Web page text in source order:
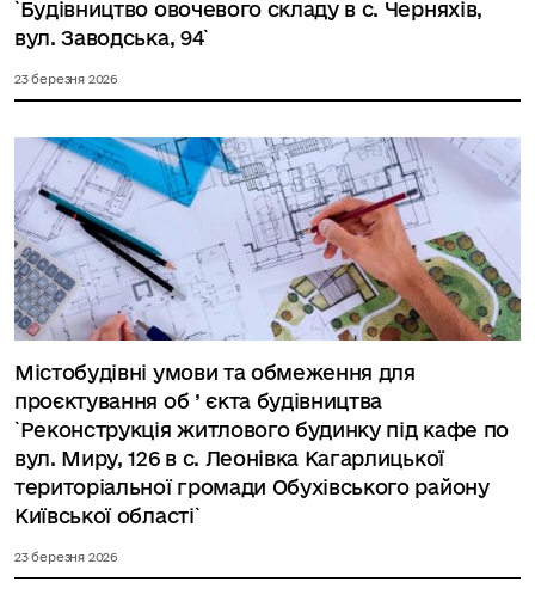
`Будівництво овочевого складу в с. Черняхів,
вул. Заводська, 94`
23 березня 2026
Містобудівні умови та обмеження для
проєктування об ’ єкта будівництва
`Реконструкція житлового будинку під кафе по
вул. Миру, 126 в с. Леонівка Кагарлицької
територіальної громади Обухівського району
Київської області`
23 березня 2026